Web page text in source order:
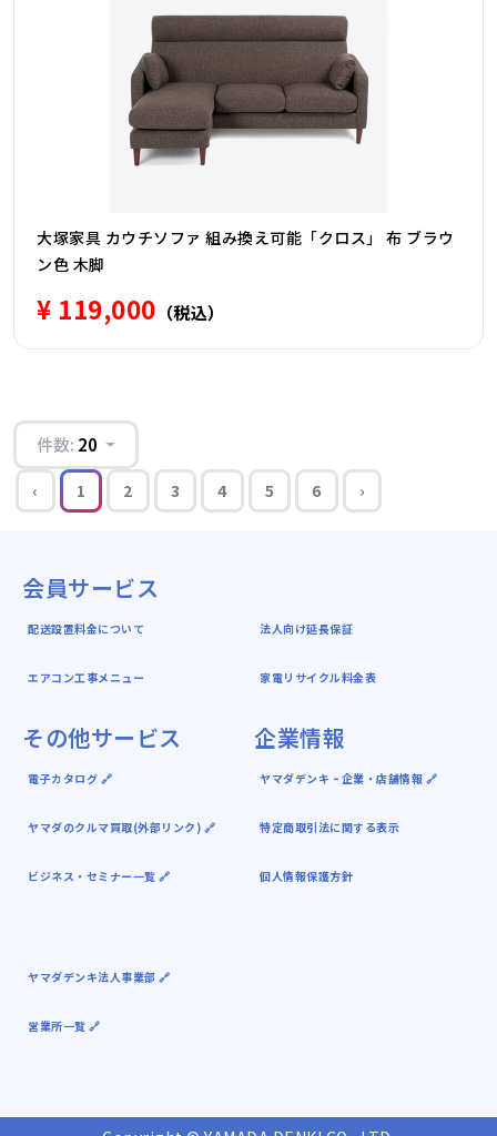
大塚家具 カウチソファ 組み換え可能「クロス」 布 ブラウ
ン色 木脚
¥ 119,000 （税込）
件数: 20
‹ 1 2 3 4 5 6 ›
会員サービス
配送設置料金について
エアコン工事メニュー
法人向け延長保証
家電リサイクル料金表
その他サービス
電子カタログ 🔗
ヤマダのクルマ買取(外部リンク) 🔗
ビジネス・セミナー一覧 🔗
企業情報
ヤマダデンキ ｰ 企業・店舗情報 🔗
特定商取引法に関する表示
個人情報保護方針
ヤマダデンキ法人事業部 🔗
営業所一覧 🔗